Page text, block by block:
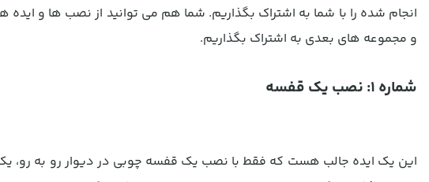
انجام شده را با شما به اشتراک بگذاریم. شما هم می توانید از نصب ها و
و مجموعه های بعدی به اشتراک بگذاریم.
شماره 1: نصب یک قفسه
این یک ایده جالب هست که فقط با نصب یک قفسه چوبی در دیوار رو به رو، یک